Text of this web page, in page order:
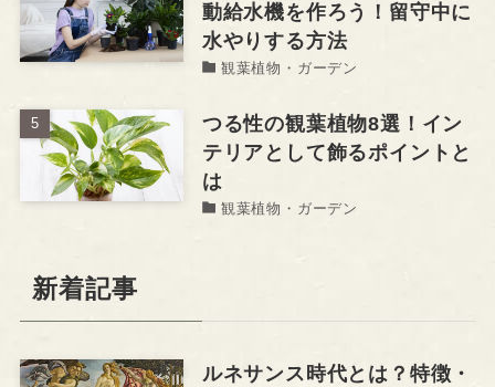
動給水機を作ろう！留守中に
水やりする方法
観葉植物・ガーデン
つる性の観葉植物8選！イン
テリアとして飾るポイントと
は
観葉植物・ガーデン
新着記事
ルネサンス時代とは？特徴・